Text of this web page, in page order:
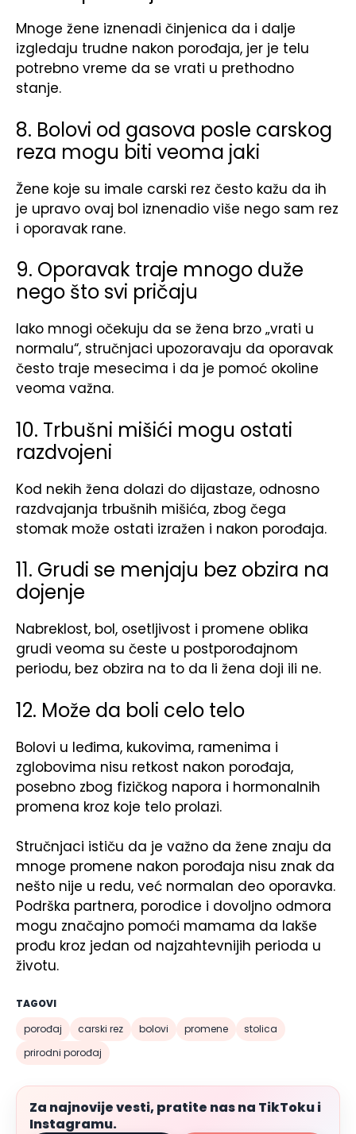
Mnoge žene iznenadi činjenica da i dalje
izgledaju trudne nakon porođaja, jer je telu
potrebno vreme da se vrati u prethodno
stanje.
8. Bolovi od gasova posle carskog
reza mogu biti veoma jaki
Žene koje su imale carski rez često kažu da ih
je upravo ovaj bol iznenadio više nego sam rez
i oporavak rane.
9. Oporavak traje mnogo duže
nego što svi pričaju
Iako mnogi očekuju da se žena brzo „vrati u
normalu“, stručnjaci upozoravaju da oporavak
često traje mesecima i da je pomoć okoline
veoma važna.
10. Trbušni mišići mogu ostati
razdvojeni
Kod nekih žena dolazi do dijastaze, odnosno
razdvajanja trbušnih mišića, zbog čega
stomak može ostati izražen i nakon porođaja.
11. Grudi se menjaju bez obzira na
dojenje
Nabreklost, bol, osetljivost i promene oblika
grudi veoma su česte u postporođajnom
periodu, bez obzira na to da li žena doji ili ne.
12. Može da boli celo telo
Bolovi u leđima, kukovima, ramenima i
zglobovima nisu retkost nakon porođaja,
posebno zbog fizičkog napora i hormonalnih
promena kroz koje telo prolazi.
Stručnjaci ističu da je važno da žene znaju da
mnoge promene nakon porođaja nisu znak da
nešto nije u redu, već normalan deo oporavka.
Podrška partnera, porodice i dovoljno odmora
mogu značajno pomoći mamama da lakše
prođu kroz jedan od najzahtevnijih perioda u
životu.
TAGOVI
porođaj
carski rez bolovi promene
stolica
prirodni porođaj
Za najnovije vesti, pratite nas na TikToku i
Instagramu.